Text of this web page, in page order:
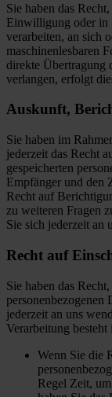
Sie haben das
Einwilligung oder in
verarbeiten, an sich
maschinenlesbaren
direkte Übertragung
verlangen, erfolgt
Auskunft,
Sie haben im
jederzeit das Recht
gespeicherten
Empfänger und den
Recht auf
zu weiteren Fragen
Sie sich jederzeit an
Recht auf
Sie haben das
personenbezogenen
jederzeit an uns
Verarbeitung
Wenn Sie die
Regel Zeit,